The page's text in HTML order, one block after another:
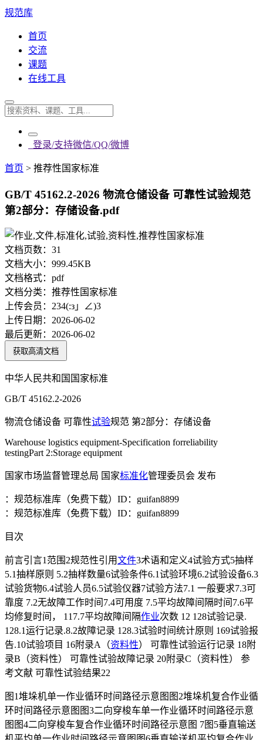
规范库
首页
交流
课题
在线工具
登录/支持微信/QQ/微博
首页 > 推荐性国家标准
GB/T 45162.2-2026 物流仓储设备 可靠性试验规范
第2部分：存储设备.pdf
文档页数： 31
文档大小： 999.45KB
文档格式： pdf
文档分类： 推荐性国家标准
上传会员： 234(:з」∠)3
上传日期： 2026-06-02
最后更新： 2026-06-02
获取高清文档
中华人民共和国国家标准
GB/T 45162.2-2026
物流仓储设备 可靠性试验规范 第2部分：存储设备
Warehouse logistics equipment-Specification forreliability
testingPart 2:Storage equipment
国家市场监督管理总局 国家标准化管理委员会 发布
：规范标准库（免费下载）ID：guifan8899
：规范标准库（免费下载）ID：guifan8899
目次
前言引言1范围2规范性引用文件3术语和定义4试验方式5抽样
5.1抽样原则 5.2抽样数量6试验条件6.1试验环境6.2试验设备6.3
试验货物6.4试验人员6.5试验仪器7试验方法7.1 一般要求7.3可
靠度 7.2无故障工作时间7.4可用度 7.5平均故障间隔时间7.6平
均修复时间， 117.7平均故障间隔作业次数 12 128试验记录.
128.1运行记录.8.2故障记录 128.3试验时间统计原则 169试验报
告.10试验项目 16附录A（资料性） 可靠性试验运行记录 18附
录B（资料性） 可靠性试验故障记录 20附录C（资料性） 参
考文献 可靠性试验结果22
图1堆垛机单一作业循环时间路径示意图图2堆垛机复合作业循
环时间路径示意图图3二向穿梭车单一作业循环时间路径示意
图图4二向穿梭车复合作业循环时间路径示意图 7图5垂直输送